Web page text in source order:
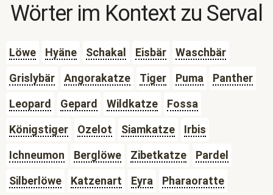
Wörter im Kontext zu Serval
Löwe Hyäne Schakal Eisbär
Waschbär
Grislybär
Angorakatze Tiger Puma
Panther
Leopard
Gepard Wildkatze
Fossa
Königstiger
Ozelot Siamkatze
Irbis
Ichneumon
Berglöwe Zibetkatze
Pardel
Silberlöwe
Katzenart Eyra Pharaoratte